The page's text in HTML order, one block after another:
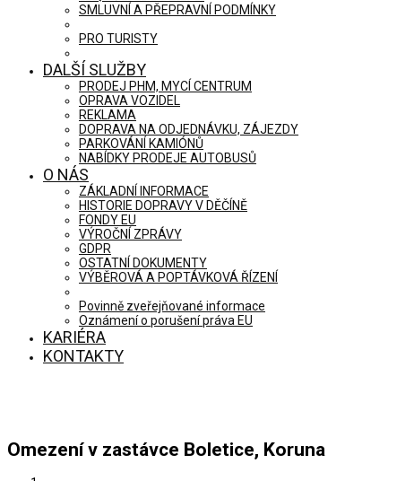
SMLUVNÍ A PŘEPRAVNÍ PODMÍNKY
PRO TURISTY
DALŠÍ SLUŽBY
PRODEJ PHM, MYCÍ CENTRUM
OPRAVA VOZIDEL
REKLAMA
DOPRAVA NA ODJEDNÁVKU, ZÁJEZDY
PARKOVÁNÍ KAMIÓNŮ
NABÍDKY PRODEJE AUTOBUSŮ
O NÁS
ZÁKLADNÍ INFORMACE
HISTORIE DOPRAVY V DĚČÍNĚ
FONDY EU
VÝROČNÍ ZPRÁVY
GDPR
OSTATNÍ DOKUMENTY
VÝBĚROVÁ A POPTÁVKOVÁ ŘÍZENÍ
Povinně zveřejňované informace
Oznámení o porušení práva EU
KARIÉRA
KONTAKTY
Omezení v zastávce Boletice, Koruna